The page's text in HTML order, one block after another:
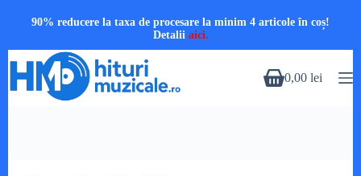
90% reducere la taxa de procesare la minim 4 articole în coș!
Detalii aici.
conținut
Coș0,00 lei